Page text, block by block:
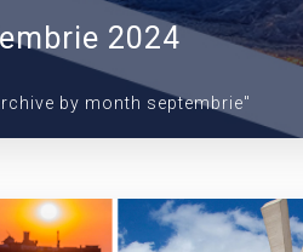
2024
by month septembrie"